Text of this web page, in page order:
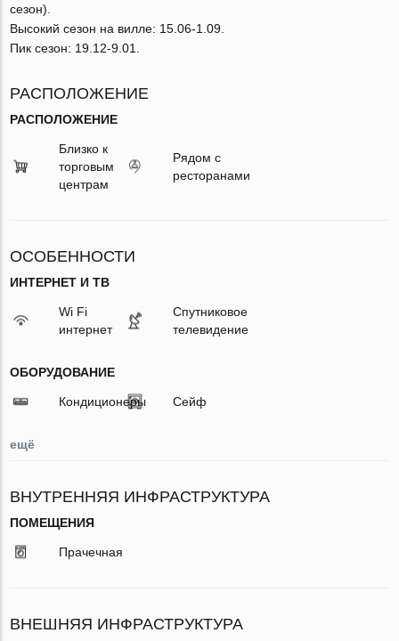
сезон).
Высокий сезон на вилле: 15.06-1.09.
Пик сезон: 19.12-9.01.
РАСПОЛОЖЕНИЕ
РАСПОЛОЖЕНИЕ
Близко к
торговым
центрам
Рядом с
ресторанами
ОСОБЕННОСТИ
ИНТЕРНЕТ И ТВ
Wi Fi
интернет
Спутниковое
телевидение
ОБОРУДОВАНИЕ
Кондиционеры Сейф
ещё
ВНУТРЕННЯЯ ИНФРАСТРУКТУРА
ПОМЕЩЕНИЯ
Прачечная
ВНЕШНЯЯ ИНФРАСТРУКТУРА